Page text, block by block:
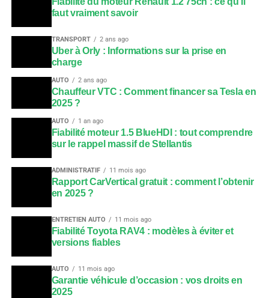
faut vraiment savoir
TRANSPORT 2 ans ago
Uber à Orly : Informations sur la prise en
charge
AUTO 2 ans ago
Chauffeur VTC : Comment financer sa Tesla en
2025 ?
AUTO 1 an ago
Fiabilité moteur 1.5 BlueHDI : tout comprendre
sur le rappel massif de Stellantis
ADMINISTRATIF 11 mois ago
Rapport CarVertical gratuit : comment l’obtenir
en 2025 ?
ENTRETIEN AUTO 11 mois ago
Fiabilité Toyota RAV4 : modèles à éviter et
versions fiables
AUTO 11 mois ago
Garantie véhicule d’occasion : vos droits en
2025